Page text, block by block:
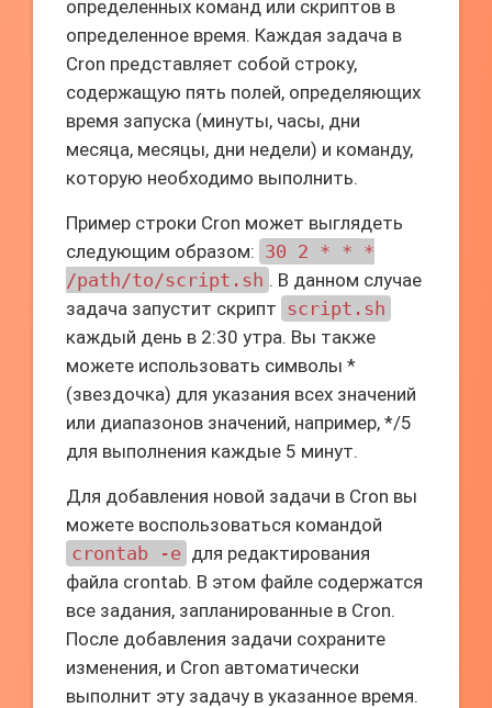
определенных команд или скриптов в
определенное время. Каждая задача в
Cron представляет собой строку,
содержащую пять полей, определяющих
время запуска (минуты, часы, дни
месяца, месяцы, дни недели) и команду,
которую необходимо выполнить.
Пример строки Cron может выглядеть
следующим образом: 30 2 * * *
/path/to/script.sh . В данном случае
задача запустит скрипт script.sh
каждый день в 2:30 утра. Вы также
можете использовать символы *
(звездочка) для указания всех значений
или диапазонов значений, например, */5
для выполнения каждые 5 минут.
Для добавления новой задачи в Cron вы
можете воспользоваться командой
crontab -e для редактирования
файла crontab. В этом файле содержатся
все задания, запланированные в Cron.
После добавления задачи сохраните
изменения, и Cron автоматически
выполнит эту задачу в указанное время.